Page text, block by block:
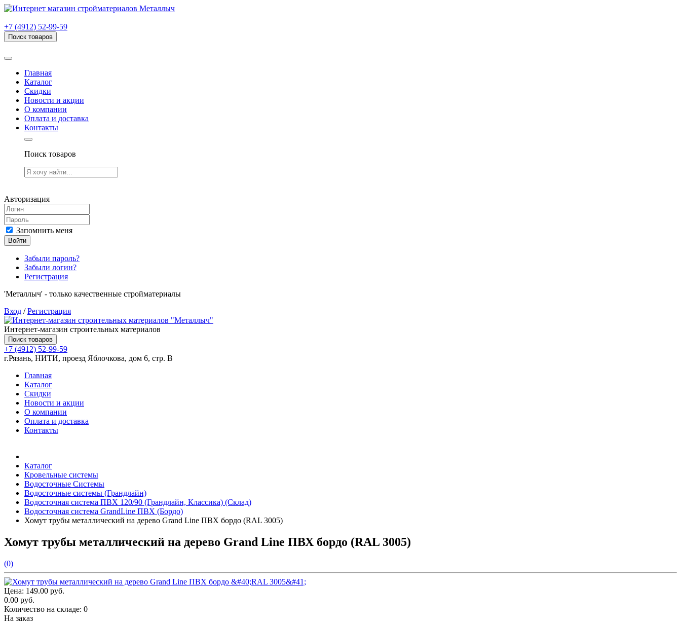
+7 (4912) 52-99-59
Поиск товаров
Главная
Каталог
Скидки
Новости и акции
О компании
Оплата и доставка
Контакты
Поиск товаров
Авторизация
Запомнить меня
Войти
Забыли пароль?
Забыли логин?
Регистрация
'Металлыч' - только качественные стройматериалы
Вход /Регистрация
Интернет-магазин строительных материалов
Поиск товаров
+7 (4912) 52-99-59
г.Рязань, НИТИ, проезд Яблочкова, дом 6, стр. В
Главная
Каталог
Скидки
Новости и акции
О компании
Оплата и доставка
Контакты
Каталог
Кровельные системы
Водосточные Системы
Водосточные системы (Грандлайн)
Водосточная система ПВХ 120/90 (Грандлайн, Классика) (Склад)
Водосточная система GrandLine ПВХ (Бордо)
Хомут трубы металлический на дерево Grand Line ПВХ бордо (RAL 3005)
Хомут трубы металлический на дерево Grand Line ПВХ бордо (RAL 3005)
(0)
Цена: 149.00 руб.
0.00 руб.
Количество на складе: 0
На заказ